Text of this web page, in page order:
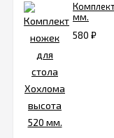
мм.
580 ₽